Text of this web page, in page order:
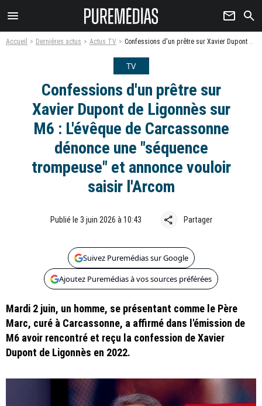
menu newsletter search
Accueil Dernières actus Actus TV Confessions d'un prêtre sur Xavier Dupont de Ligonnès sur M6 : L'évêque de Carcassonne dénonce une "séquence trompeuse" et annonce vouloir saisir l'Arcom
TV
Confessions d'un prêtre sur
Xavier Dupont de Ligonnès sur
M6 : L'évêque de Carcassonne
dénonce une "séquence
trompeuse" et annonce vouloir
saisir l'Arcom
Publié le 3 juin 2026 à 10:43 share Partager
Suivez Puremédias sur Google
Ajoutez Puremédias à vos sources préférées
Mardi 2 juin, un homme, se présentant comme le Père
Marc, curé à Carcassonne, a affirmé dans l'émission de
M6 avoir rencontré et reçu la confession de Xavier
Dupont de Ligonnès en 2022.